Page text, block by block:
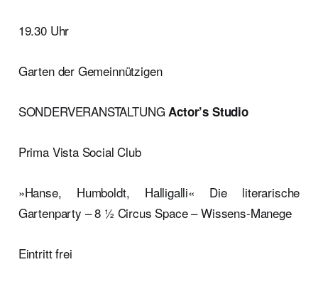
19.30 Uhr
Garten der Gemeinnützigen
SONDERVERANSTALTUNG Actor’s Studio
Prima Vista Social Club
»Hanse, Humboldt, Halligalli« Die literarische
Gartenparty – 8 ½ Circus Space – Wissens-Manege
Eintritt frei